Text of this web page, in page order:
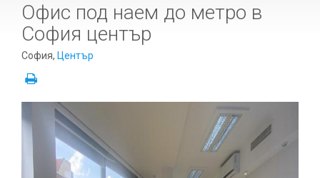
Офис под наем до метро в
София център
София, Център